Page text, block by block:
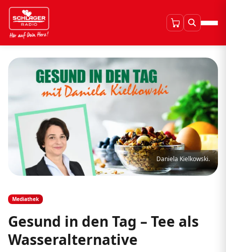
Daniela Kielkowski.
Mediathek
Gesund in den Tag – Tee als
Wasseralternative